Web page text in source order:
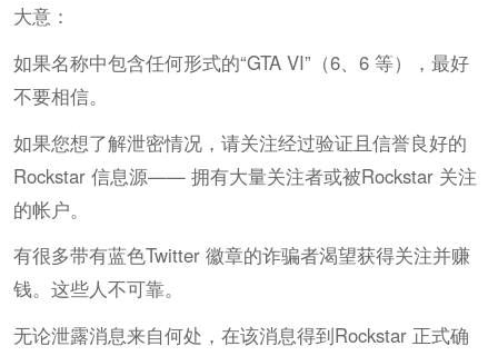
大意：
如果名称中包含任何形式的“GTA VI”（6、6 等），最好
不要相信。
如果您想了解泄密情况，请关注经过验证且信誉良好的
Rockstar 信息源—— 拥有大量关注者或被Rockstar 关注
的帐户。
有很多带有蓝色Twitter 徽章的诈骗者渴望获得关注并赚
钱。这些人不可靠。
无论泄露消息来自何处，在该消息得到Rockstar 正式确